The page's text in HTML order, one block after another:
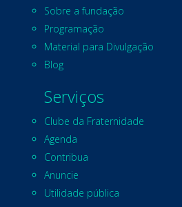
Sobre a fundação
Programação
Material para Divulgação
Blog
Serviços
Clube da Fraternidade
Agenda
Contribua
Anuncie
Utilidade pública